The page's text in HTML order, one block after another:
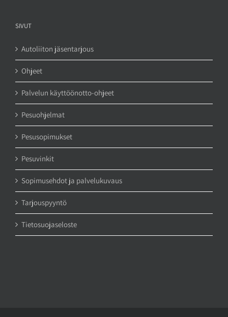
SIVUT
Autoliiton jäsentarjous
Ohjeet
Palvelun käyttöönotto-ohjeet
Pesuohjelmat
Pesusopimukset
Pesuvinkit
Sopimusehdot ja palvelukuvaus
Tarjouspyyntö
Tietosuojaseloste